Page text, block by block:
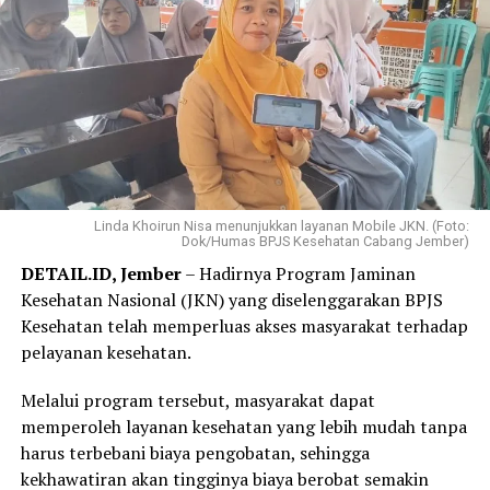
pembayaran terasa jauh lebih ringan,” ujar Elok, Jumat,
31 Juli 2026.
Elok mengaku hanya membutuhkan beberapa langkah
melalui WhatsApp PANDAWA untuk mendaftar
Program REHAB 3.0.
Menurutnya, proses yang sederhana dan tidak
mengharuskannya datang ke kantor BPJS Kesehatan
membuat layanan tersebut lebih praktis dan mudah
diakses.
“Saya langsung mendaftar Program REHAB 3.0 melalui
Aplikasi Mobile JKN dan prosesnya sangat mudah. Saya
skema cicilan yang fleksibel benar-benar menjadi solusi
karena saya bisa mencicil tunggakan sesuai kemampuan.
Saya juga bersyukur pemerintah tetap hadir
memberikan perlindungan kesehatan bagi masyarakat
Linda Khoirun Nisa menunjukkan layanan Mobile JKN. (Foto:
Dok/Humas BPJS Kesehatan Cabang Jember)
DETAIL.ID, Jember– Hadirnya Program Jaminan
Kesehatan Nasional (JKN) yang diselenggarakan BPJS
Kesehatan telah memperluas akses masyarakat terhadap
pelayanan kesehatan.
Melalui program tersebut, masyarakat dapat
memperoleh layanan kesehatan yang lebih mudah tanpa
harus terbebani biaya pengobatan, sehingga
kekhawatiran akan tingginya biaya berobat semakin